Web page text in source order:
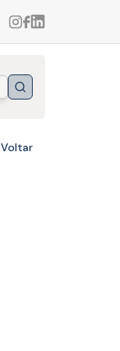
Buscar
Voltar